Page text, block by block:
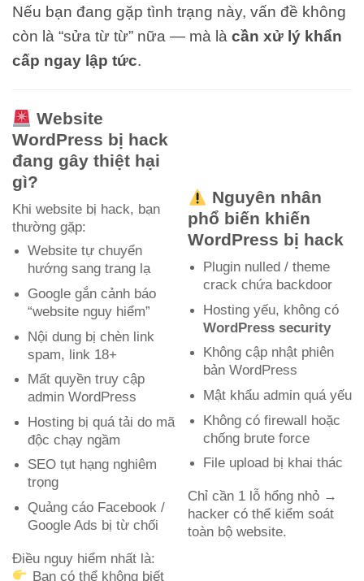
Nếu bạn đang gặp tình trạng này, vấn đề không
còn là “sửa từ từ” nữa — mà là cần xử lý khẩn
cấp ngay lập tức.
Website
WordPress bị hack
đang gây thiệt hại
gì?
Khi website bị hack, bạn
thường gặp:
Website tự chuyển
hướng sang trang lạ
Google gắn cảnh báo
“website nguy hiểm”
Nội dung bị chèn link
spam, link 18+
Mất quyền truy cập
admin WordPress
Hosting bị quá tải do mã
độc chạy ngầm
SEO tụt hạng nghiêm
trọng
Quảng cáo Facebook /
Google Ads bị từ chối
Điều nguy hiểm nhất là:
Bạn có thể không biết
Nguyên nhân
phổ biến khiến
WordPress bị hack
Plugin nulled / theme
crack chứa backdoor
Hosting yếu, không có
WordPress security
Không cập nhật phiên
bản WordPress
Mật khẩu admin quá yếu
Không có firewall hoặc
chống brute force
File upload bị khai thác
Chỉ cần 1 lỗ hổng nhỏ →
hacker có thể kiểm soát
toàn bộ website.